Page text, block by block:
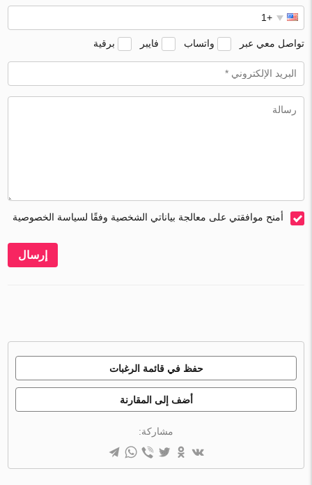
تواصل معي عبر واتساب فايبر برقية
أمنح موافقتي على معالجة بياناتي الشخصية وفقًا لسياسة الخصوصية
إرسال
حفظ في قائمة الرغبات
أضف إلى المقارنة
مشاركة: